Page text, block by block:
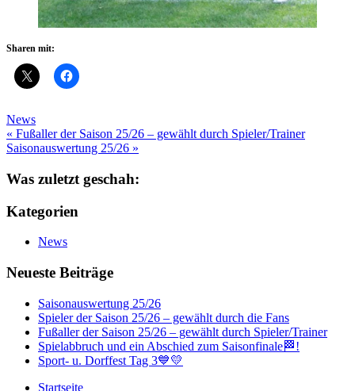
Sharen mit:
News
Beitragsnavigation
« Fußaller der Saison 25/26 – gewählt durch Spieler/Trainer
Saisonauswertung 25/26 »
Was zuletzt geschah:
Kategorien
News
Neueste Beiträge
Saisonauswertung 25/26
Spieler der Saison 25/26 – gewählt durch die Fans
Fußaller der Saison 25/26 – gewählt durch Spieler/Trainer
Spielabbruch und ein Abschied zum Saisonfinale🏁!
Sport- u. Dorffest Tag 3💙💛
Startseite